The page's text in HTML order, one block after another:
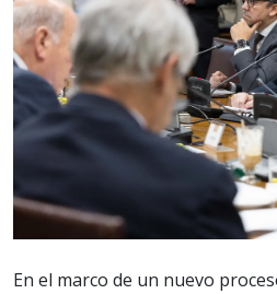
En el marco de un nuevo